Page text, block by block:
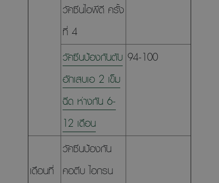
วัคซีนไอพีดี ครั้ง
ที่ 4
วัคซีนป้องกันตับ
อักเสบเอ 2 เข็ม
ฉีด ห่างกัน 6-
12 เดือน
94-100
เดือนที่
วัคซีนป้องกัน
คอตีบ ไอกรน